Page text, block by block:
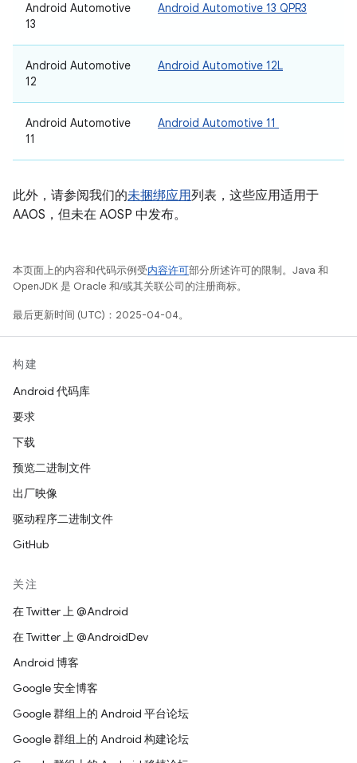
Android Automotive
13
Android Automotive 13 QPR3
Android Automotive
12
Android Automotive 12L
Android Automotive
11
Android Automotive 11
此外，请参阅我们的未捆绑应用列表，这些应用适用于
AAOS，但未在 AOSP 中发布。
本页面上的内容和代码示例受内容许可部分所述许可的限制。Java 和
OpenJDK 是 Oracle 和/或其关联公司的注册商标。
最后更新时间 (UTC)：2025-04-04。
构建
Android 代码库
要求
下载
预览二进制文件
出厂映像
驱动程序二进制文件
GitHub
关注
在 Twitter 上 @Android
在 Twitter 上 @AndroidDev
Android 博客
Google 安全博客
Google 群组上的 Android 平台论坛
Google 群组上的 Android 构建论坛